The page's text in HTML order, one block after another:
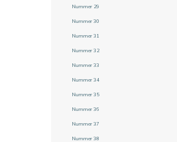
Nummer 29
Nummer 30
Nummer 31
Nummer 32
Nummer 33
Nummer 34
Nummer 35
Nummer 36
Nummer 37
Nummer 38